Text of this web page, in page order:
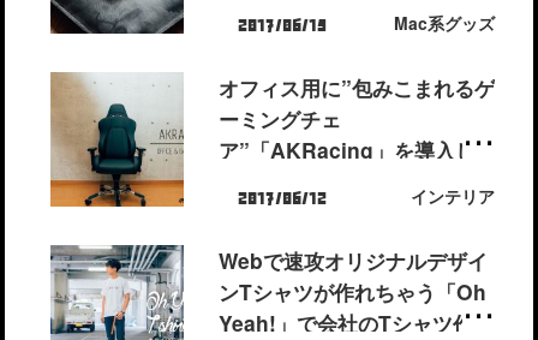
ブ/iPhone7 plusケース
2017/06/15 Mac系グッズ
オフィス用に”包みこまれるゲ
ーミングチェ
ア”「AKRacing」を導入し
2017/06/12 インテリア
Webで速攻オリジナルデザイ
ンTシャツが作れちゃう「Oh
Yeah!」で会社のTシャツ作っ